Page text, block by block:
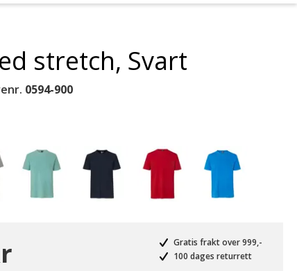
stretch, Svart
0594-900
Gratis frakt over 999,-
100 dages returrett